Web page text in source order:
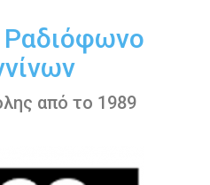
από το 1989